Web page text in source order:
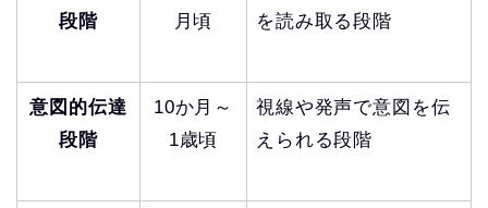
段階
月頃
を読み取る段階
意図的伝達
段階
10か月～
1歳頃
視線や発声で意図を伝
えられる段階